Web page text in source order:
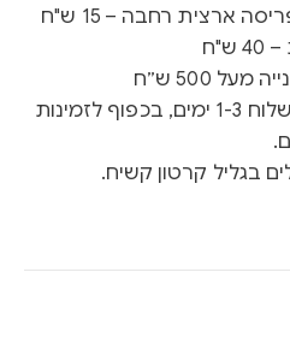
ארצית רחבה – 15 ש"ח
500 ש״ח
זמן ייצור 3-5 ימים + זמן משלוח 1-3 ימים, בכפוף לזמינות
בגליל קרטון קשיח.